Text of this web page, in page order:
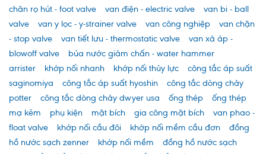
chân rọ hút - foot valve
van điện - electric valve
van bi - ball
valve
van y lọc - y-strainer valve van công nghiệp
van chặn
- stop valve
van tiết lưu - thermostatic valve
van xả áp -
blowoff valve
búa nước giảm chấn - water hammer
arrister
khớp nối nhanh khớp nối thủy lực
công tắc áp suất
saginomiya
công tắc áp suất hyoshin
công tắc dòng chảy
potter
công tắc dòng chảy dwyer usa ống thép
ống thép
mạ kẽm
phụ kiện mặt bích gia công mặt bích
van phao -
float valve
khớp nối cầu đôi khớp nối mềm cầu đơn
đồng
hồ nước sạch zenner
khớp nối mềm
đồng hồ nước sạch